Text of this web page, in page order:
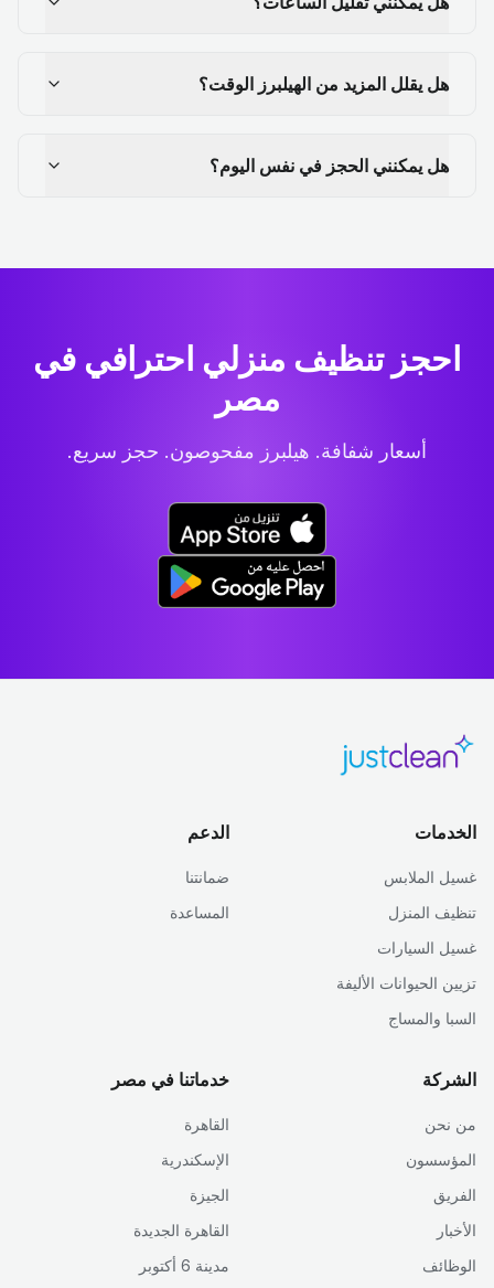
هل يقلل المزيد من الهيلبرز الوقت؟
هل يمكنني الحجز في نفس اليوم؟
احجز تنظيف منزلي احترافي في
مصر
أسعار شفافة. هيلبرز مفحوصون. حجز سريع.
الخدمات
غسيل الملابس
تنظيف المنزل
غسيل السيارات
تزيين الحيوانات الأليفة
السبا والمساج
الدعم
ضمانتنا
المساعدة
الشركة
من نحن
المؤسسون
الفريق
الأخبار
الوظائف
خدماتنا في مصر
القاهرة
الإسكندرية
الجيزة
القاهرة الجديدة
مدينة 6 أكتوبر